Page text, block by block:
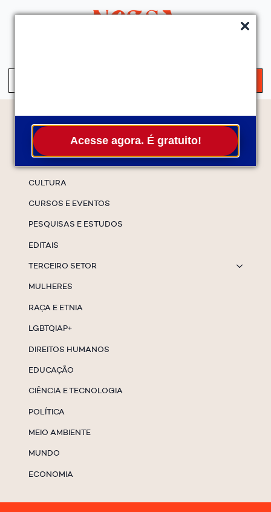
Acesse agora. É gratuito!
Temas
CULTURA
CURSOS E EVENTOS
PESQUISAS E ESTUDOS
EDITAIS
TERCEIRO SETOR
MULHERES
RAÇA E ETNIA
LGBTQIAP+
DIREITOS HUMANOS
EDUCAÇÃO
CIÊNCIA E TECNOLOGIA
POLÍTICA
MEIO AMBIENTE
MUNDO
ECONOMIA